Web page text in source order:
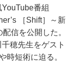
番組
［Shift］～新
信を公開した。
穂先生をゲスト
時短術に迫る。